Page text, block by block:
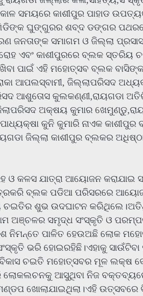
ସମୟରେ କାଶୀପୁର ପାହାଡ
ଘୁଙ୍ଗୁରର ଶବ୍ଦ ଡଙ୍ଗର
ଜନତାଙ୍କ ସମାଗମ ଓ ଜିଲ୍ଲା
ଏବଂ କାଶୀପୁରରେ ବ୍ଲକ ସ୍ତରିୟ
ପାଇଁ ଏହି ମହୋତ୍ସବ ବ୍ଲକ
ଆପଲସ୍ବାମୀ, ଜିଲ୍ଲାପରିସଦ
ଆଶୁତୋସ କୁଲକଣ୍ଣୀ,ରାୟଗଡା
ଅକ୍ଷୟ କୁମାର
କୁନି କୁମାରି ନାଏକ
ଜିଲ୍ଲା କାଶୀପୁର ବ୍ଲକର
ଓ କଳସ ଯାତ୍ରା ଆୟୋଜନ କରାଯାଇ
ବ୍ଲକ ପଡିଆ ପରିସରରେ
ଚଇତିର ଶୁଭ ଉଦଘାଟନ
ଅଞ୍ଚଳର ସମୃଦ୍ଧ ସଂସ୍କୃତି ଓ
ନିମନ୍ତେ ପାଳିତ ହେଉଅଛି ଲୋକ
ଭରି ହୋଇରହିଛି।ଏହାକୁ
ଚଇତି ମହୋତ୍ସବର ମୂଳ ଲକ୍ଷ
ଲୋକଲଚନକୁ ଆସୁଥିବା ନିଜ
ଖୋଲାଯାଇଥିଲା।ଏହି